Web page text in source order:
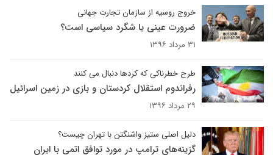
خروج روسیه از سازمان تجارت جهانی
ضرورت عینی یا شگرد سیاسی است؟
۳۱ مرداد ۱۳۹۶
طرح خطرناکی که کردها دنبال می کنند
رفراندوم استقلال کردستان و بازی در زمین اسرائیل
۲۹ مرداد ۱۳۹۶
دلیل اصلی ستیز واشنگتن با تهران چیست؟
گزینه‌های ترامپ در مورد توافق اتمی با ایران